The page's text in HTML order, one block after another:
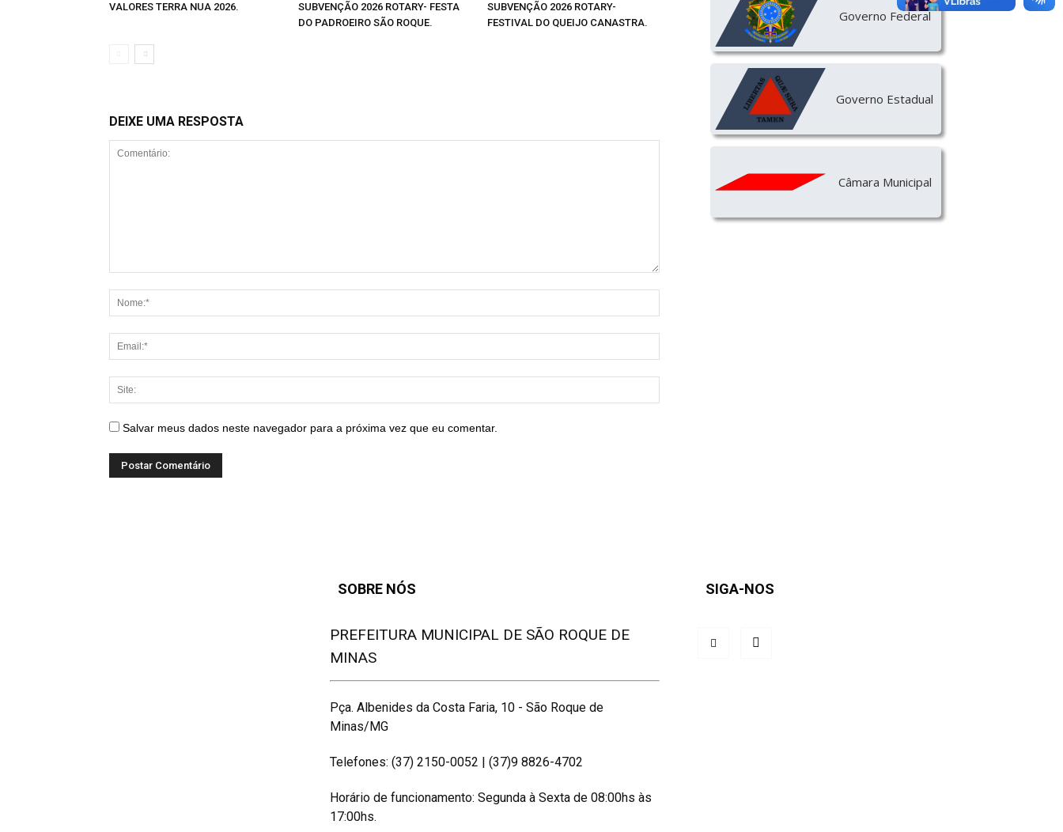
VALORES TERRA NUA 2026.
SUBVENÇÃO 2026 ROTARY- FESTA
DO PADROEIRO SÃO ROQUE.
SUBVENÇÃO 2026 ROTARY-
FESTIVAL DO QUEIJO CANASTRA.
DEIXE UMA RESPOSTA
Salvar meus dados neste navegador para a próxima vez que eu comentar.
Governo Federal
Governo Estadual
Câmara Municipal
SOBRE NÓS
PREFEITURA MUNICIPAL DE SÃO ROQUE DE
MINAS
Pça. Albenides da Costa Faria, 10 - São Roque de
Minas/MG
Telefones: (37) 2150-0052 | (37)9 8826-4702
Horário de funcionamento: Segunda à Sexta de 08:00hs às
17:00hs.
SIGA-NOS